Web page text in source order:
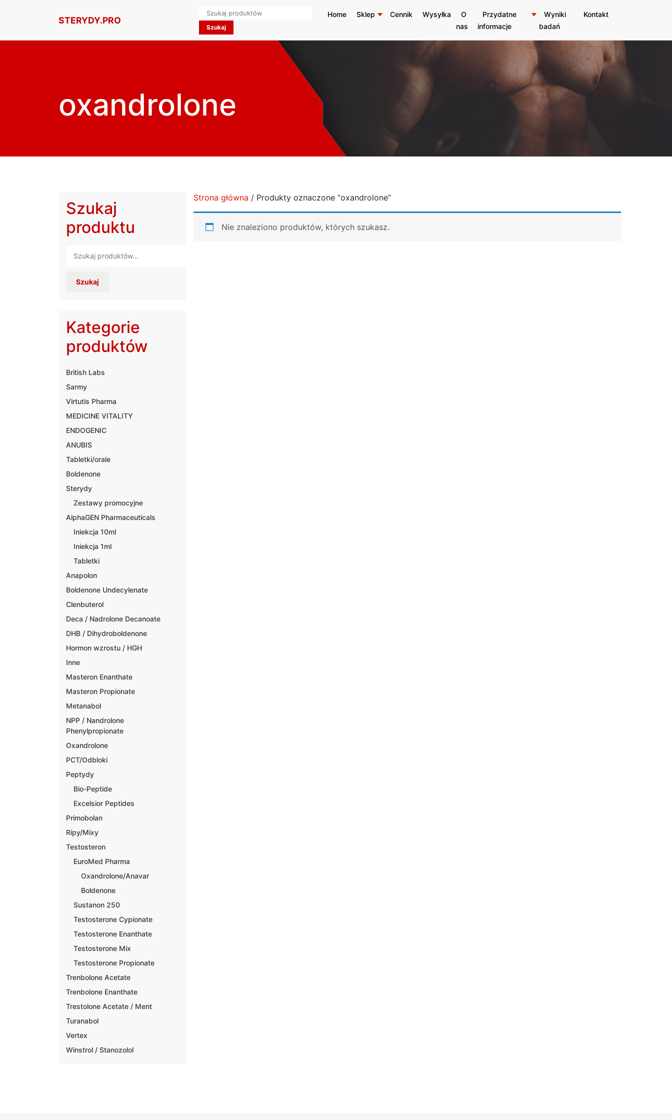
STERYDY.PRO
Search
for:
Home Sklep Cennik Wysyłka
O
nas
Przydatne
informacje
Wyniki
badań
Kontakt
oxandrolone
Strona główna / Produkty oznaczone “oxandrolone”
Nie znaleziono produktów, których szukasz.
Szukaj
produktu
Szukaj
Kategorie
produktów
British Labs
Sarmy
Virtutis Pharma
MEDICINE VITALITY
ENDOGENIC
ANUBIS
Tabletki/orale
Boldenone
Sterydy
Zestawy promocyjne
AlphaGEN Pharmaceuticals
Iniekcja 10ml
Iniekcja 1ml
Tabletki
Anapolon
Boldenone Undecylenate
Clenbuterol
Deca / Nadrolone Decanoate
DHB / Dihydroboldenone
Hormon wzrostu / HGH
Inne
Masteron Enanthate
Masteron Propionate
Metanabol
NPP / Nandrolone
Phenylpropionate
Oxandrolone
PCT/Odbloki
Peptydy
Bio-Peptide
Excelsior Peptides
Primobolan
Ripy/Mixy
Testosteron
EuroMed Pharma
Oxandrolone/Anavar
Boldenone
Sustanon 250
Testosterone Cypionate
Testosterone Enanthate
Testosterone Mix
Testosterone Propionate
Trenbolone Acetate
Trenbolone Enanthate
Trestolone Acetate / Ment
Turanabol
Vertex
Winstrol / Stanozolol